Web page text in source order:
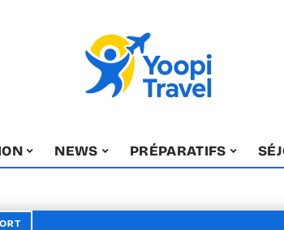
NEWS PRÉPARATIFS